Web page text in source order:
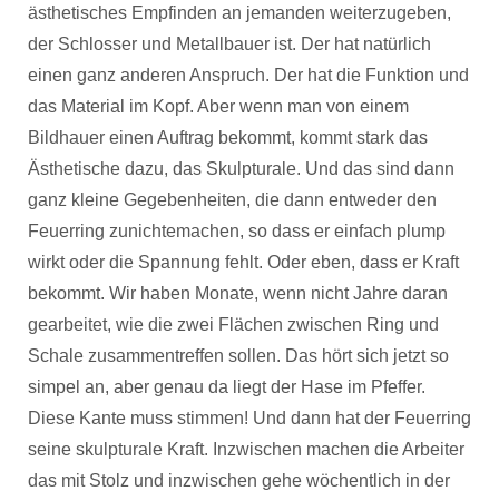
ästhetisches Empfinden an jemanden weiterzugeben,
der Schlosser und Metallbauer ist. Der hat natürlich
einen ganz anderen Anspruch. Der hat die Funktion und
das Material im Kopf. Aber wenn man von einem
Bildhauer einen Auftrag bekommt, kommt stark das
Ästhetische dazu, das Skulpturale. Und das sind dann
ganz kleine Gegebenheiten, die dann entweder den
Feuerring zunichtemachen, so dass er einfach plump
wirkt oder die Spannung fehlt. Oder eben, dass er Kraft
bekommt. Wir haben Monate, wenn nicht Jahre daran
gearbeitet, wie die zwei Flächen zwischen Ring und
Schale zusammentreffen sollen. Das hört sich jetzt so
simpel an, aber genau da liegt der Hase im Pfeffer.
Diese Kante muss stimmen! Und dann hat der Feuerring
seine skulpturale Kraft. Inzwischen machen die Arbeiter
das mit Stolz und inzwischen gehe wöchentlich in der